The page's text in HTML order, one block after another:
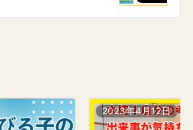
2023年4月12日